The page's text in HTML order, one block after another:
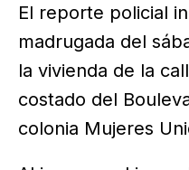
El reporte policial
madrugada del
la vivienda de la
costado del
colonia Mujeres